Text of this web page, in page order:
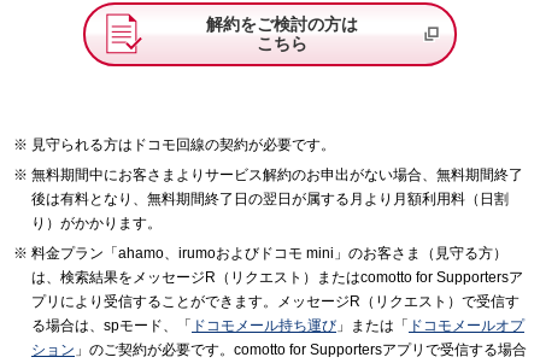
解約をご検討の方は
こちら
見守られる方はドコモ回線の契約が必要です。
無料期間中にお客さまよりサービス解約のお申出がない場合、無料期間終了
後は有料となり、無料期間終了日の翌日が属する月より月額利用料（日割
り）がかかります。
料金プラン「ahamo、irumoおよびドコモ mini」のお客さま（見守る方）
は、検索結果をメッセージR（リクエスト）またはcomotto for Supportersア
プリにより受信することができます。メッセージR（リクエスト）で受信す
る場合は、spモード、「 ドコモメール持ち運び 」または「 ドコモメールオプ
ション 」のご契約が必要です。comotto for Supportersアプリで受信する場合